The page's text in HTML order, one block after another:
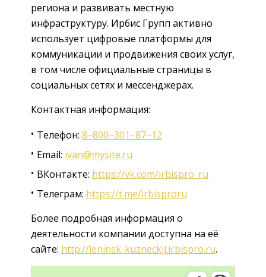
региона и развивать местную
инфраструктуру. Ирбис Групп активно
использует цифровые платформы для
коммуникации и продвижения своих услуг,
в том числе официальные страницы в
социальных сетях и мессенджерах.
Контактная информация:
Телефон: 8‒800‒301‒87‒12
Email: ivan@mysite.ru
ВКонтакте: https://vk.com/irbispro_ru
Телеграм: https://t.me/irbisproru
Более подробная информация о
деятельности компании доступна на её
сайте: http://leninsk-kuzneckij.irbispro.ru.